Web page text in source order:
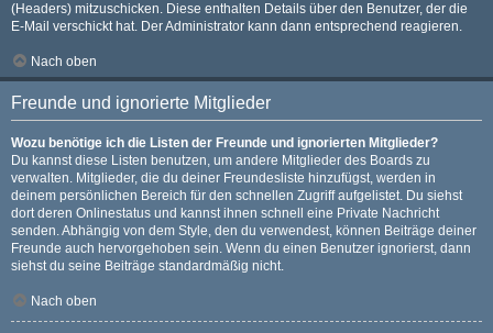
(Headers) mitzuschicken. Diese enthalten Details über den Benutzer, der die
E-Mail verschickt hat. Der Administrator kann dann entsprechend reagieren.
Nach oben
Freunde und ignorierte Mitglieder
Wozu benötige ich die Listen der Freunde und ignorierten Mitglieder?
Du kannst diese Listen benutzen, um andere Mitglieder des Boards zu
verwalten. Mitglieder, die du deiner Freundesliste hinzufügst, werden in
deinem persönlichen Bereich für den schnellen Zugriff aufgelistet. Du siehst
dort deren Onlinestatus und kannst ihnen schnell eine Private Nachricht
senden. Abhängig von dem Style, den du verwendest, können Beiträge deiner
Freunde auch hervorgehoben sein. Wenn du einen Benutzer ignorierst, dann
siehst du seine Beiträge standardmäßig nicht.
Nach oben